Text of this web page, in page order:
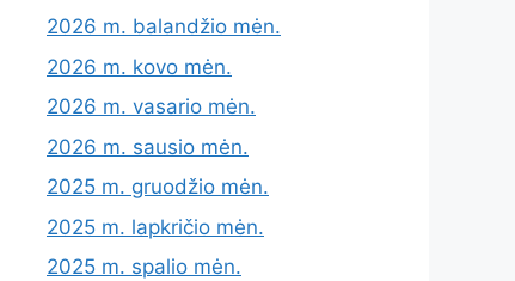
2026 m. balandžio mėn.
2026 m. kovo mėn.
2026 m. vasario mėn.
2026 m. sausio mėn.
2025 m. gruodžio mėn.
2025 m. lapkričio mėn.
2025 m. spalio mėn.